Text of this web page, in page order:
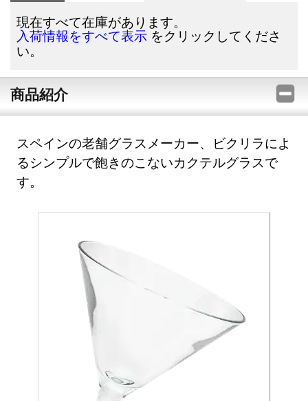
現在すべて在庫があります。
入荷情報をすべて表示 をクリックしてくださ
い。
商品紹介
スペインの老舗グラスメーカー、ビクリラによ
るシンプルで飽きのこないカクテルグラスで
す。